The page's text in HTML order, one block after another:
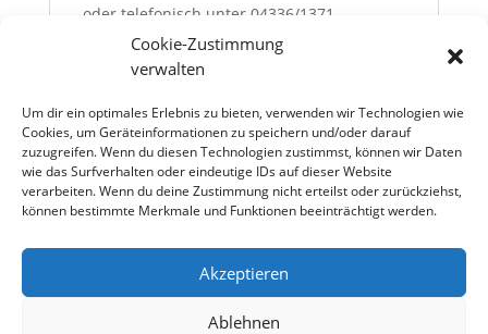
Cookie-Zustimmung
verwalten
Um dir ein optimales Erlebnis zu bieten, verwenden wir Technologien wie
Cookies, um Geräteinformationen zu speichern und/oder darauf
zuzugreifen. Wenn du diesen Technologien zustimmst, können wir Daten
wie das Surfverhalten oder eindeutige IDs auf dieser Website
verarbeiten. Wenn du deine Zustimmung nicht erteilst oder zurückziehst,
können bestimmte Merkmale und Funktionen beeinträchtigt werden.
Akzeptieren
Ablehnen
oder telefonisch unter 04336/1371
Von Montags bis Freitags von 07.00 Uhr bis
17.00 Uhr
Samstags von 08.00 Uhr bis 12.00 Uhr.
Technische Änderungen, Preisänderungen
und Irrtümer vorbehalten.
Für Irrtümer und Druckfehler wird keine
Haftung übernommen.
Kontakt